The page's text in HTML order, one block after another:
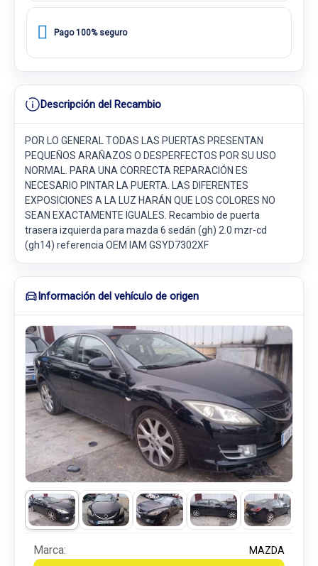
Pago 100% seguro
Descripción del Recambio
POR LO GENERAL TODAS LAS PUERTAS PRESENTAN
PEQUEÑOS ARAÑAZOS O DESPERFECTOS POR SU USO
NORMAL. PARA UNA CORRECTA REPARACIÓN ES
NECESARIO PINTAR LA PUERTA. LAS DIFERENTES
EXPOSICIONES A LA LUZ HARÁN QUE LOS COLORES NO
SEAN EXACTAMENTE IGUALES. Recambio de puerta
trasera izquierda para mazda 6 sedán (gh) 2.0 mzr-cd
(gh14) referencia OEM IAM GSYD7302XF
Información del vehículo de origen
Marca: MAZDA